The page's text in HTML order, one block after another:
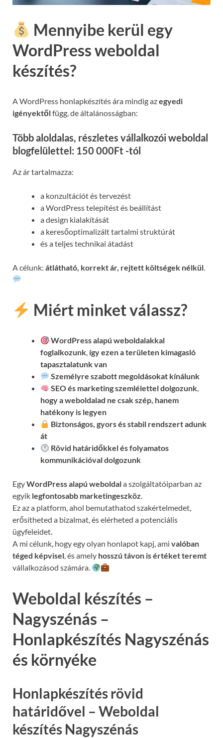
Mennyibe kerül egy
WordPress weboldal
készítés?
A WordPress honlapkészítés ára mindig azegyedi
igényektőlfügg, de általánosságban:
Több aloldalas, részletes vállalkozói weboldal
blogfelülettel: 150 000Ft -tól
Az ár tartalmazza:
a konzultációt és tervezést
a WordPress telepítést és beállítást
a design kialakítását
a keresőoptimalizált tartalmi struktúrát
és a teljes technikai átadást
A célunk: átlátható, korrekt ár, rejtett költségek nélkül
Miért minket válassz?
WordPress alapú weboldalakkal
foglalkozunk, így ezen a területen kimagasló
tapasztalatunk van
Személyre szabott megoldásokat kínálunk
SEO és marketing szemlélettel dolgozunk,
hogy a weboldalad ne csak szép, hanem
hatékony is legyen
Biztonságos, gyors és stabil rendszert adunk
át
Rövid határidőkkel és folyamatos
kommunikációvaldolgozunk
EgyWordPress alapú weboldala szolgáltatóiparban az
egyik legfontosabb marketingeszköz.
Ez az a platform, ahol bemutathatod szakértelmedet,
erősítheted a bizalmat, és elérheted a potenciális
ügyfeleidet.
A mi célunk, hogy egy olyan honlapot kapj, ami valóban
téged képvisel, és amely hosszú távon is értéket teremt
vállalkozásod számára.
Weboldal készítés –
Nagyszénás –
Honlapkészítés Nagyszénás
és környéke
Honlapkészítés rövid
határidővel – Weboldal
készítés Nagyszénás